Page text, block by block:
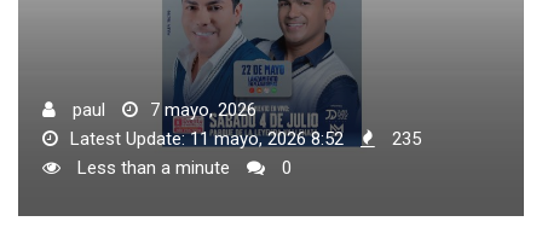
paul
7 mayo, 2026
Latest Update: 11 mayo, 2026 8:52
235
Less than a minute
0